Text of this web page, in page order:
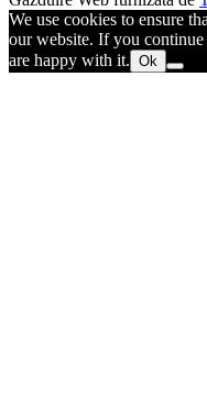
We use cookies to ensure
our website. If you
are happy with it. Ok